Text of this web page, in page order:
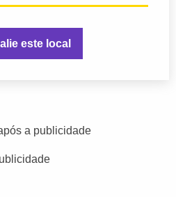
este local
a publicidade